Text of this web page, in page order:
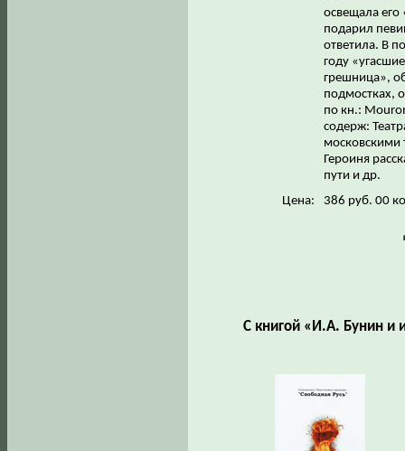
освещала
подарил
ответила. В
году
грешница»,
подмостках,
по кн.:
содерж:
московскими
Героиня
пути и др.
Цена:
386 руб. 00
С книгой «И.А. Бунин и